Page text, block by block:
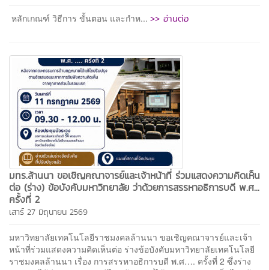
หลักเกณฑ์ วิธีการ ขั้นตอน และกำห... >> อ่านต่อ
มทร.ล้านนา ขอเชิญคณาจารย์และเจ้าหน้าที่ ร่วมแสดงความคิดเห็น
ต่อ (ร่าง) ข้อบังคับมหาวิทยาลัย ว่าด้วยการสรรหาอธิการบดี พ.ศ...
ครั้งที่ 2
เสาร์ 27 มิถุนายน 2569
มหาวิทยาลัยเทคโนโลยีราชมงคลล้านนา ขอเชิญคณาจารย์และเจ้า
หน้าที่ร่วมแสดงความคิดเห็นต่อ ร่างข้อบังคับมหาวิทยาลัยเทคโนโลยี
ราชมงคลล้านนา เรื่อง การสรรหาอธิการบดี พ.ศ…. ครั้งที่ 2 ซึ่งร่าง